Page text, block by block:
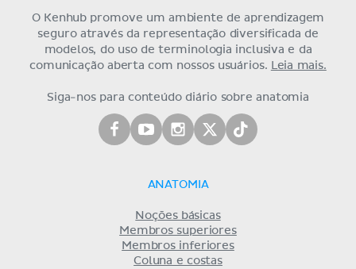
O Kenhub promove um ambiente de aprendizagem
seguro através da representação diversificada de
modelos, do uso de terminologia inclusiva e da
comunicação aberta com nossos usuários.
Leia mais.
Siga-nos para conteúdo diário sobre anatomia
ANATOMIA
Noções básicas
Membros superiores
Membros inferiores
Coluna e costas